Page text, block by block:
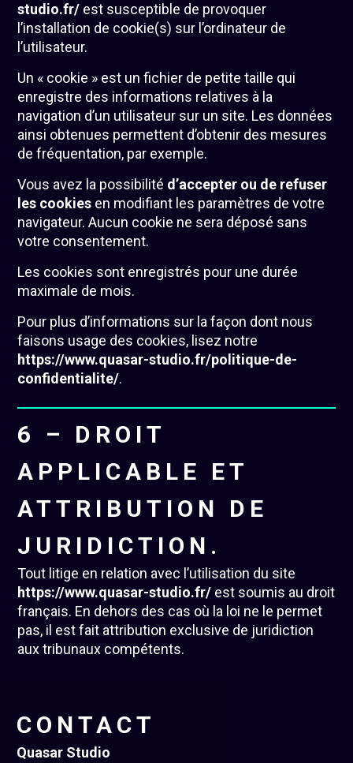
studio.fr/ est susceptible de provoquer
l’installation de cookie(s) sur l’ordinateur de
l’utilisateur.
Un « cookie » est un fichier de petite taille qui
enregistre des informations relatives à la
navigation d’un utilisateur sur un site. Les données
ainsi obtenues permettent d’obtenir des mesures
de fréquentation, par exemple.
Vous avez la possibilité d’accepter ou de refuser
les cookies en modifiant les paramètres de votre
navigateur. Aucun cookie ne sera déposé sans
votre consentement.
Les cookies sont enregistrés pour une durée
maximale de mois.
Pour plus d’informations sur la façon dont nous
faisons usage des cookies, lisez notre
https://www.quasar-studio.fr/politique-de-
confidentialite/.
6 – DROIT
APPLICABLE ET
ATTRIBUTION DE
JURIDICTION.
Tout litige en relation avec l’utilisation du site
https://www.quasar-studio.fr/ est soumis au droit
français. En dehors des cas où la loi ne le permet
pas, il est fait attribution exclusive de juridiction
aux tribunaux compétents.
CONTACT
Quasar Studio